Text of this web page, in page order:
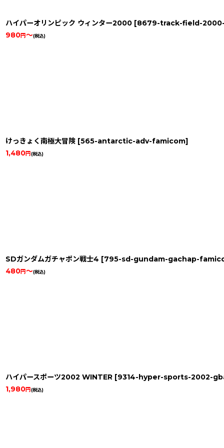
ハイパーオリンピック ウィンター2000 [8679-track-field-
980円～(税込)
けっきょく南極大冒険 [565-antarctic-adv-famicom]
1,480円(税込)
SDガンダムガチャポン戦士4 [795-sd-gundam-gachap-
480円～(税込)
ハイパースポーツ2002 WINTER [9314-hyper-sports-2002-
1,980円(税込)